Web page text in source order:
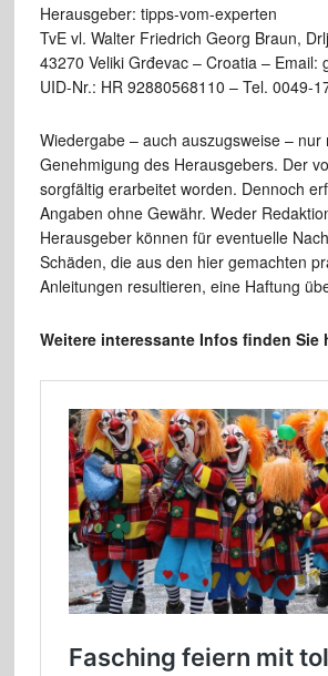
Herausgeber: tipps-vom-experten
TvE vl. Walter Friedrich Georg Braun,
43270 Veliki Grđevac – Croatia – Email:
UID-Nr.: HR 92880568110 – Tel. 0049-
Wiedergabe – auch auszugsweise – nur
Genehmigung des Herausgebers. Der
sorgfältig erarbeitet worden. Dennoch
Angaben ohne Gewähr. Weder
Herausgeber können für eventuelle
Schäden, die aus den hier gemachten
Anleitungen resultieren, eine Haftung
Weitere interessante Infos finden Sie